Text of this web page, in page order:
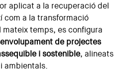
aplicat a la recuperació del
a la transformació
temps, es configura
de projectes
i sostenible, alineats
ambientals.